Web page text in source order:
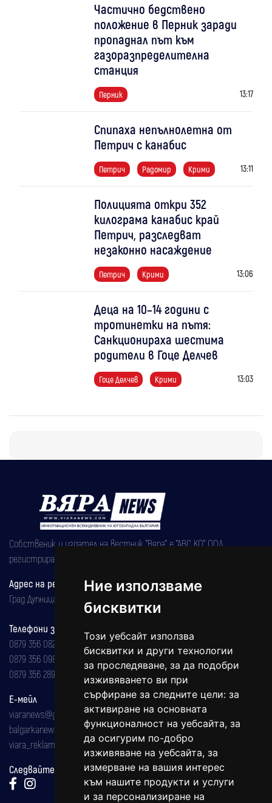
Ние използваме
бисквитки
Този уебсайт използва
бисквитки и други технологии
за проследяване, за да подобри
изживяването ви при
сърфиране за следните цели: за
активиране на основната
функционалност на уебсайта, за
да осигурим по-добро
изживяване на уебсайта, за
измерване на вашия интерес
към нашите продукти и услуги
и за персонализиране на
Частично бедствено
положение в Перник заради
пропаднал път към
газоразпределителна
станция
Перник 13:17
Спипаха непълнолетна от
Петрич с канабис
Петрич Радомир Крими 13:11
Полицията откри 352
килограма канабис край
Петрич, разследват
незаконно насаждение
Петрич Крими 13:06
Деца на 10–14 години с
тротинетки на пътя:
Санкционираха шестима
родители в Гоце Делчев
Гоце Делчев Крими 13:03
Собственик и издател на вестник "Вяра" е "АВС КО" ООД,
регистрирана на 08.05.2002 година.
Адрес на редакцията
Град Дупница, ул.''Христо Ботев" 43
Телефони за реклама и абонаменти
0879 356 082
0879 356 098
0879 356 289
Е-мейл
viaranews@gmail.com
balgarkanews@gmail.com
viara_reklama@mail.bg
Следвайте ни: